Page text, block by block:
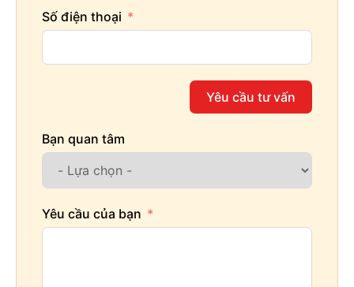
Số điện thoại
Yêu cầu tư vấn
Bạn quan tâm
Yêu cầu của bạn